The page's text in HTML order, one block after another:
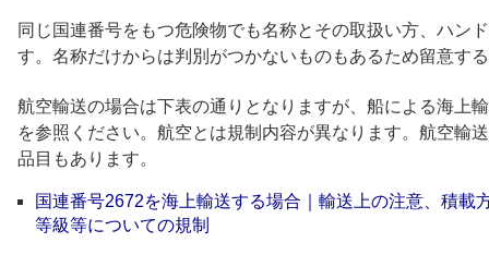
同じ国連番号をもつ危険物でも名称とその取扱い方、ハン
す。名称だけからは判別がつかないものもあるため留意す
航空輸送の場合は下表の通りとなりますが、船による海上
を参照ください。航空とは規制内容が異なります。航空輸
品目もあります。
国連番号2672を海上輸送する場合｜輸送上の注意、積載
等級等についての規制